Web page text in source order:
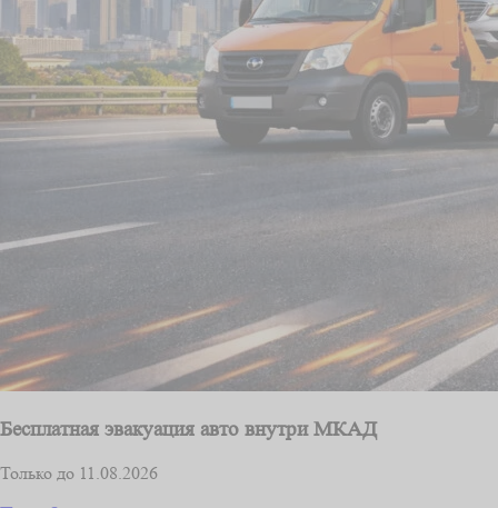
Бесплатная эвакуация авто внутри МКАД
Только до 11.08.2026